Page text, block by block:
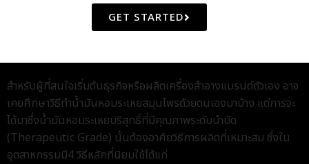
สมุนไพร และเทคนิคการสกัด
สำหรับผู้ที่สนใจเริ่มต้นธุรกิจหรือผลิตเครื่องสำอางแบรนด์ตัวเอง อาจ
เคยศึกษาวิธีทำน้ำมันหอมระเหยสมุนไพรด้วยตนเองมาบ้าง แต่การจะ
ได้มาซึ่งน้ำมันหอมระเหยบริสุทธิ์ที่มีคุณภาพระดับบำบัด
(Therapeutic Grade) นั้นต้องอาศัยวิธีการผลิตที่เหมาะสม ซึ่งใน
อุตสาหกรรมมี4 วิธีหลักที่นิยมใช้ได้แก่
GET STARTED